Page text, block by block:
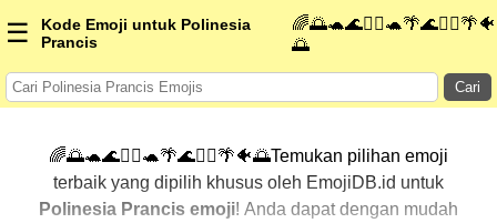
☰
Kode Emoji untuk Polinesia
Prancis
🌈🌅🐢🌊🏄‍♀️🐢🌴🌊🏄‍♂️🌴🐠
🌅
Cari
🌈🌅🐢🌊🏄‍♀️🐢🌴🌊🏄‍♂️🌴🐠🌅Temukan pilihan emoji
terbaik yang dipilih khusus oleh EmojiDB.id untuk
Polinesia Prancis emoji! Anda dapat dengan mudah